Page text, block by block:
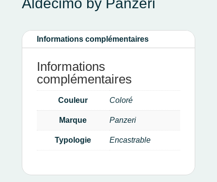
Aldecimo by Panzeri
Informations complémentaires
Informations
complémentaires
Couleur Coloré
Marque Panzeri
Typologie Encastrable